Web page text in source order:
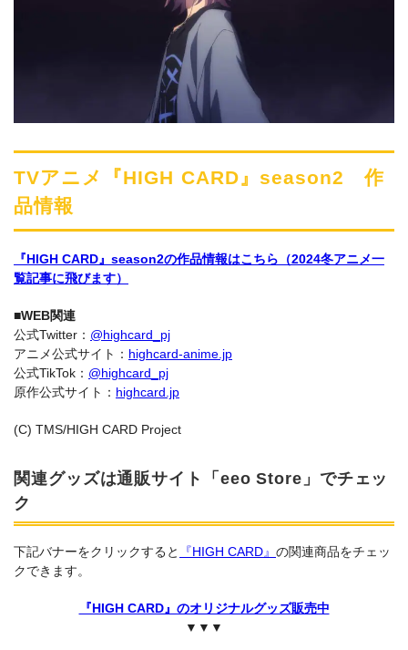
TVアニメ『HIGH CARD』season2 作
品情報
『HIGH CARD』season2の作品情報はこちら（2024冬アニメ一
覧記事に飛びます）
■WEB関連
公式Twitter： @highcard_pj
アニメ公式サイト： highcard-anime.jp
公式TikTok： @highcard_pj
原作公式サイト： highcard.jp
(C) TMS/HIGH CARD Project
関連グッズは通販サイト「eeo Store」でチェッ
ク
下記バナーをクリックすると 『HIGH CARD』 の関連商品をチェッ
クできます。
『HIGH CARD』のオリジナルグッズ販売中
▼▼▼